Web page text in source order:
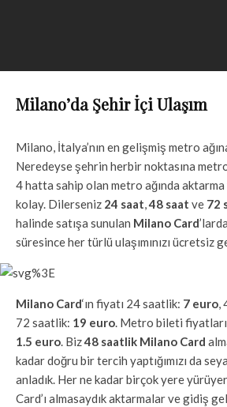
Milano’da Şehir İçi Ulaşım
Milano, İtalya’nın en gelişmiş metro
Neredeyse şehrin herbir noktasına
4 hatta sahip olan metro ağında aktarma
kolay. Dilerseniz 24 saat,48 saat ve 72
halinde satışa sunulan Milano Card
süresince her türlü ulaşımınızı
Milano Card‘ın fiyatı 24 saatlik: 7 euro,
72 saatlik: 19 euro. Metro bileti fiyatları
1.5 euro. Biz48 saatlik Milano Card
kadar doğru bir tercih yaptığımızı da
anladık. Her ne kadar birçok yere
Card’ı almasaydık aktarmalar ve gidiş